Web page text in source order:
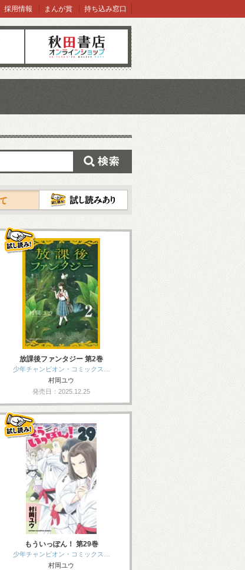
オンラインショップ
採用情報 まんが賞 持ち込み窓口
放課後ファンタジー 第2巻
少年チャンピオン・コミックス…
村岡ユウ
発売日：2025.12.25
もういっぽん！ 第29巻
少年チャンピオン・コミックス…
村岡ユウ